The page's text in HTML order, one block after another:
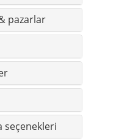
pazarlar
seçenekleri